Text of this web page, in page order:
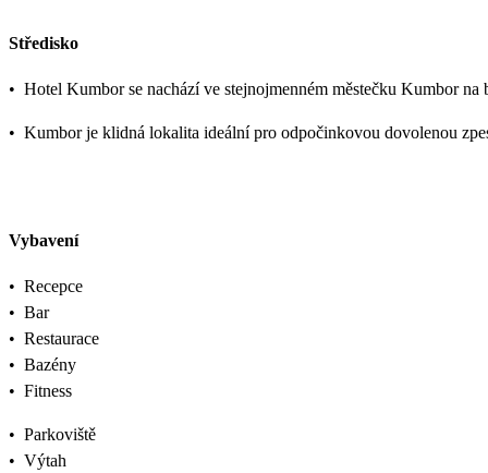
Středisko
• Hotel Kumbor se nachází ve stejnojmenném městečku Kumbor
• Kumbor je klidná lokalita ideální pro odpočinkovou dovolenou
Vybavení
• Recepce
• Bar
• Restaurace
• Bazény
• Fitness
• Parkoviště
• Výtah